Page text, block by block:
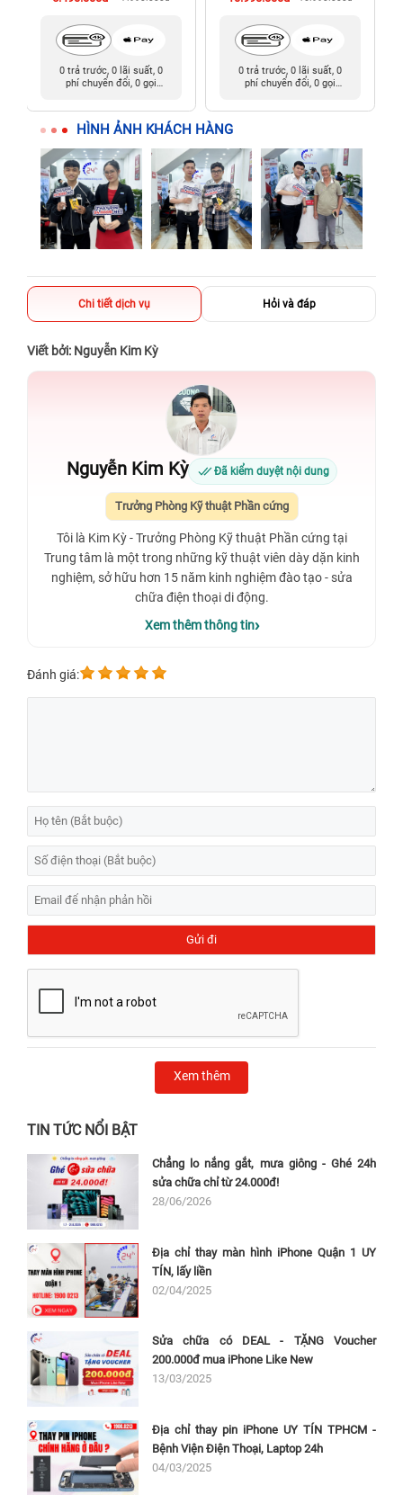
0 trả trước, 0 lãi suất, 0
phí chuyển đổi, 0 gọi
0 trả trước, 0 lãi suất, 0
phí chuyển đổi, 0 gọi
HÌNH ẢNH KHÁCH HÀNG
Chi tiết dịch vụ Hỏi và đáp
Viết bởi: Nguyễn Kim Kỳ
Nguyễn Kim Kỳ Đã kiểm duyệt nội dung
Trưởng Phòng Kỹ thuật Phần cứng
Tôi là Kim Kỳ - Trưởng Phòng Kỹ thuật Phần cứng tại
Trung tâm là một trong những kỹ thuật viên dày dặn kinh
nghiệm, sở hữu hơn 15 năm kinh nghiệm đào tạo - sửa
chữa điện thoại di động.
Xem thêm thông tin
Đánh giá:
Xem thêm
TIN TỨC NỔI BẬT
Chẳng lo nắng gắt, mưa giông - Ghé 24h
sửa chữa chỉ từ 24.000đ!
28/06/2026
Địa chỉ thay màn hình iPhone Quận 1 UY
TÍN, lấy liền
02/04/2025
Sửa chữa có DEAL - TẶNG Voucher
200.000đ mua iPhone Like New
13/03/2025
Địa chỉ thay pin iPhone UY TÍN TPHCM -
Bệnh Viện Điện Thoại, Laptop 24h
04/03/2025